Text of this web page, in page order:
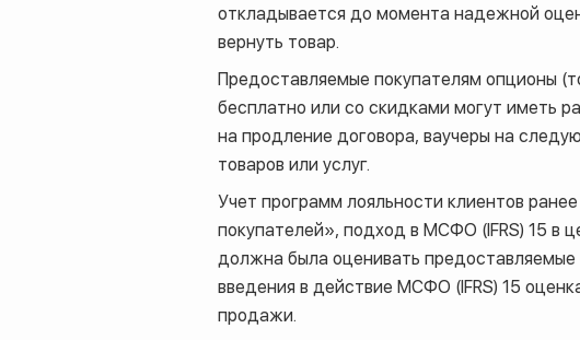
откладывается до момента надежной
вернуть товар.
Предоставляемые покупателям опционы
бесплатно или со скидками могут иметь
на продление договора, ваучеры на
товаров или услуг.
Учет программ лояльности клиентов
покупателей», подход в МСФО (IFRS) 15 в
должна была оценивать
введения в действие МСФО (IFRS) 15
продажи.